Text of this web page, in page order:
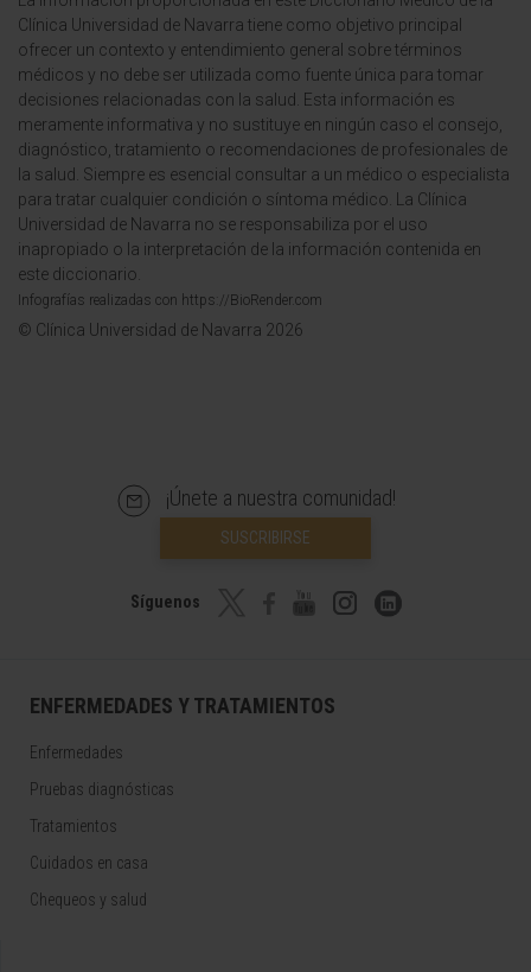
Clínica Universidad de Navarra tiene como objetivo principal
ofrecer un contexto y entendimiento general sobre términos
médicos y no debe ser utilizada como fuente única para tomar
decisiones relacionadas con la salud. Esta información es
meramente informativa y no sustituye en ningún caso el consejo,
diagnóstico, tratamiento o recomendaciones de profesionales de
la salud. Siempre es esencial consultar a un médico o especialista
para tratar cualquier condición o síntoma médico. La Clínica
Universidad de Navarra no se responsabiliza por el uso
inapropiado o la interpretación de la información contenida en
este diccionario.
Infografías realizadas con https://BioRender.com
© Clínica Universidad de Navarra 2026
¡Únete a nuestra comunidad!
SUSCRIBIRSE
Síguenos
ENFERMEDADES Y TRATAMIENTOS
Enfermedades
Pruebas diagnósticas
Tratamientos
Cuidados en casa
Chequeos y salud